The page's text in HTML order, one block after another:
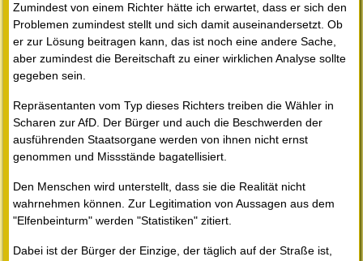
Zumindest von einem Richter hätte ich erwartet, dass er sich den
Problemen zumindest stellt und sich damit auseinandersetzt. Ob
er zur Lösung beitragen kann, das ist noch eine andere Sache,
aber zumindest die Bereitschaft zu einer wirklichen Analyse sollte
gegeben sein.
Repräsentanten vom Typ dieses Richters treiben die Wähler in
Scharen zur AfD. Der Bürger und auch die Beschwerden der
ausführenden Staatsorgane werden von ihnen nicht ernst
genommen und Missstände bagatellisiert.
Den Menschen wird unterstellt, dass sie die Realität nicht
wahrnehmen können. Zur Legitimation von Aussagen aus dem
"Elfenbeinturm" werden "Statistiken" zitiert.
Dabei ist der Bürger der Einzige, der täglich auf der Straße ist,